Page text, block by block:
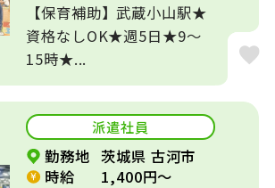
【保育補助】武蔵小山駅★
資格なしOK★週5日★9～
15時★...
派遣社員
勤務地 茨城県 古河市
時給
1,400円～